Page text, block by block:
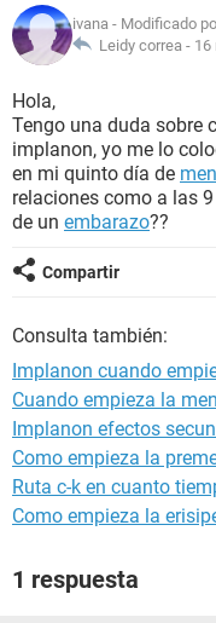
NUTRICIÓN
SEXUALIDAD
GLOSARIO
ivana - Modificado
Leidy correa - 16
Hola,
Tengo una duda sobre
implanon, yo me lo
en mi quinto día de
relaciones como a las
de un embarazo??
Compartir
Consulta también:
Implanon cuando
Cuando empieza la
Implanon efectos
Como empieza la
Ruta c-k en cuanto
Como empieza la
1 respuesta